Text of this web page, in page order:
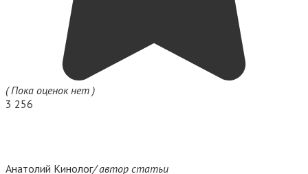
( Пока оценок нет )
3 256
Анатолий Кинолог/ автор статьи